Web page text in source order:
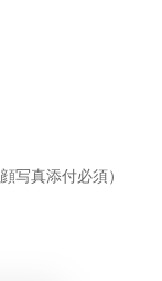
写真添付必須）